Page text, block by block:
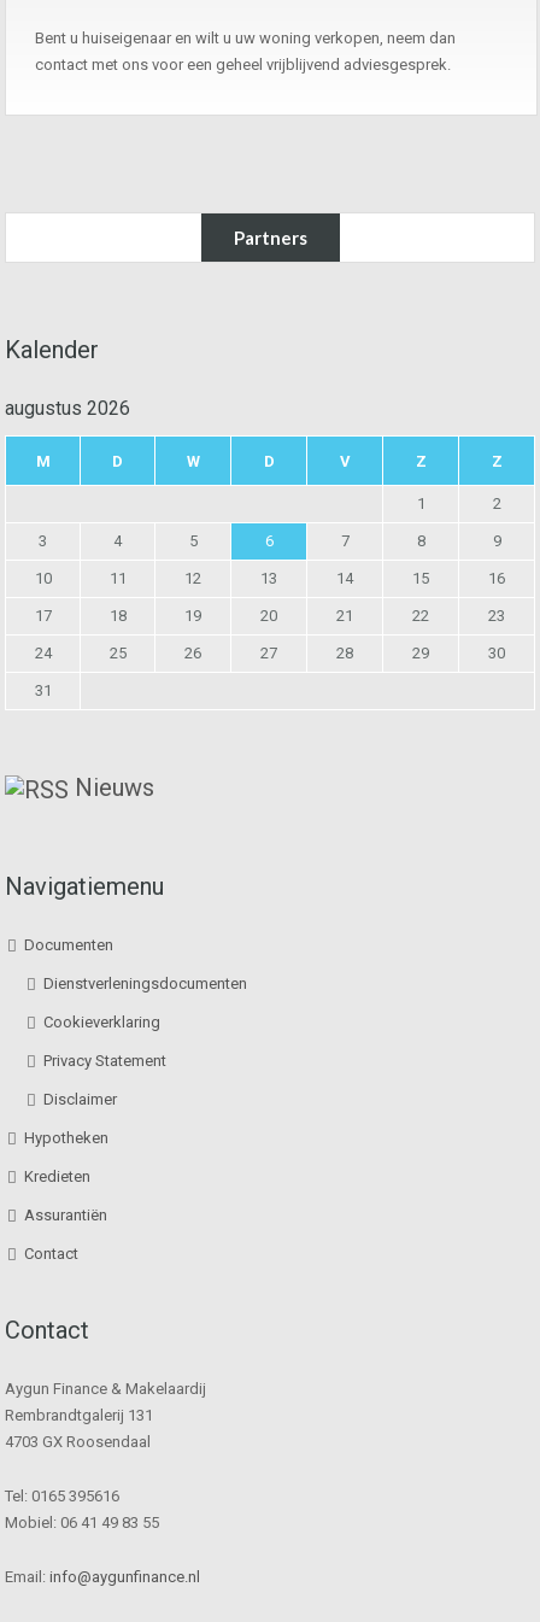
Bent u huiseigenaar en wilt u uw woning verkopen, neem dan
contact met ons voor een geheel vrijblijvend adviesgesprek.
Partners
Kalender
augustus 2026
M D W D V Z Z
1 2
3 4 5 6 7 8 9
10 11 12 13 14 15 16
17 18 19 20 21 22 23
24 25 26 27 28 29 30
31
Nieuws
Navigatiemenu
Documenten
Dienstverleningsdocumenten
Cookieverklaring
Privacy Statement
Disclaimer
Hypotheken
Kredieten
Assurantiën
Contact
Contact
Aygun Finance & Makelaardij
Rembrandtgalerij 131
4703 GX Roosendaal
Tel: 0165 395616
Mobiel: 06 41 49 83 55
Email: info@aygunfinance.nl